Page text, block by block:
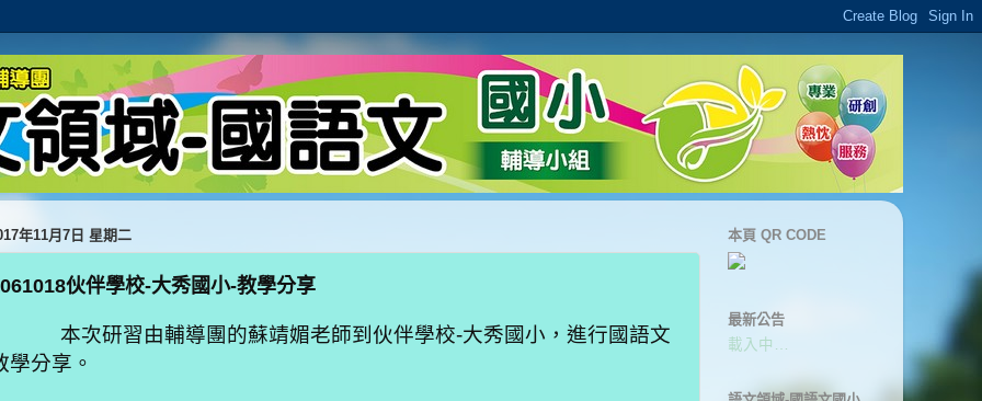
年11月7日 星期二
伙伴學校-大秀國小-教學分享
本次研習由輔導團的蘇靖媚老師到伙伴學校-大秀國小， 進行國語文
學分享。
本頁 QR CODE
最新公告
載入中…